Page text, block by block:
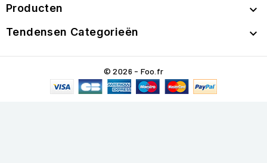
Producten 
Tendensen Categorieën 
© 2026 - Foo.fr